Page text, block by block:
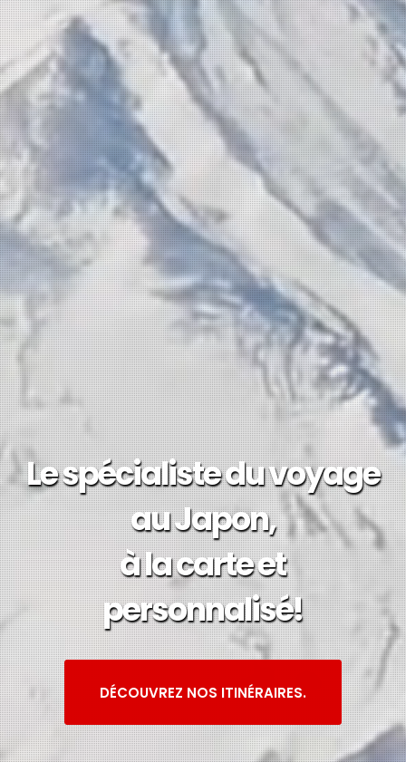
Le spécialiste du voyage
au Japon,
à la carte et
personnalisé!
DÉCOUVREZ NOS ITINÉRAIRES.